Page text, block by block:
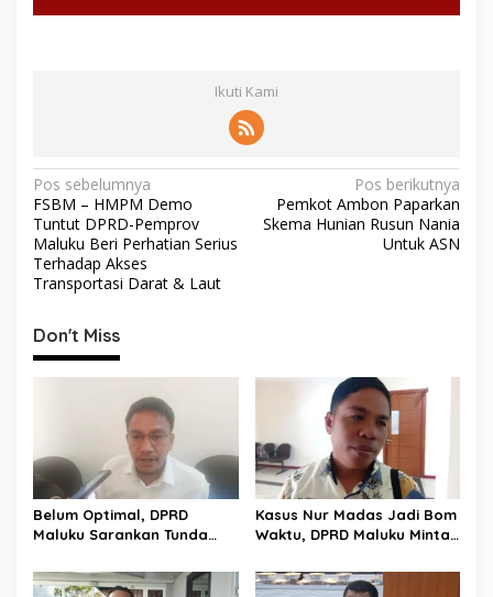
Ikuti Kami
N
a
v
i
a
s
o
s
Pos sebelumnya
FSBM – HMPM Demo
Tuntut DPRD-Pemprov
Maluku Beri Perhatian Serius
Terhadap Akses
Transportasi Darat & Laut
Pos berikutnya
Pemkot Ambon Paparkan
Skema Hunian Rusun Nania
Untuk ASN
Don't Miss
Belum Optimal, DPRD
Maluku Sarankan Tunda
Kasus Nur Madas Jadi Bom
Waktu, DPRD Maluku Minta
Pengangkatan